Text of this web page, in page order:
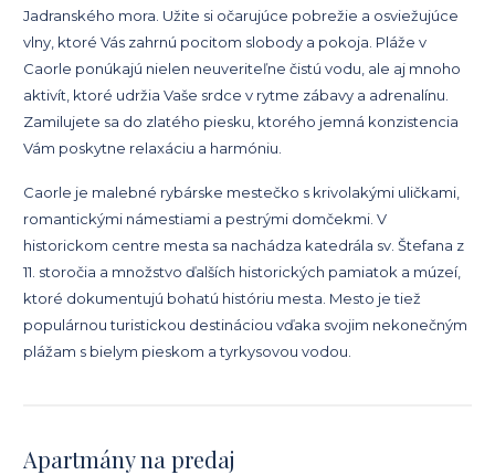
Jadranského mora. Užite si očarujúce pobrežie a osviežujúce
vlny, ktoré Vás zahrnú pocitom slobody a pokoja. Pláže v
Caorle ponúkajú nielen neuveriteľne čistú vodu, ale aj mnoho
aktivít, ktoré udržia Vaše srdce v rytme zábavy a adrenalínu.
Zamilujete sa do zlatého piesku, ktorého jemná konzistencia
Vám poskytne relaxáciu a harmóniu.
Caorle je malebné rybárske mestečko s krivolakými uličkami,
romantickými námestiami a pestrými domčekmi. V
historickom centre mesta sa nachádza katedrála sv. Štefana z
11. storočia a množstvo ďalších historických pamiatok a múzeí,
ktoré dokumentujú bohatú históriu mesta. Mesto je tiež
populárnou turistickou destináciou vďaka svojim nekonečným
plážam s bielym pieskom a tyrkysovou vodou.
Apartmány na predaj